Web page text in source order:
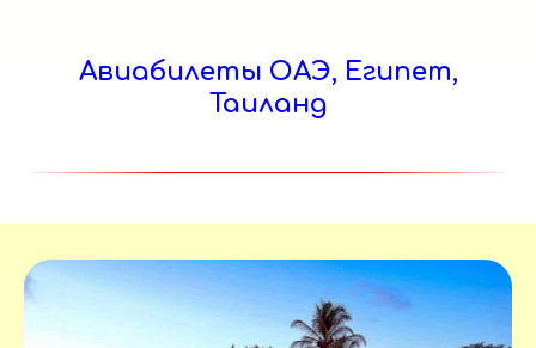
Авиабилеты ОАЭ, Египет,
Таиланд